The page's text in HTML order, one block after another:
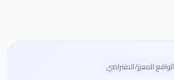
الواقع المعزز/الافتراضي